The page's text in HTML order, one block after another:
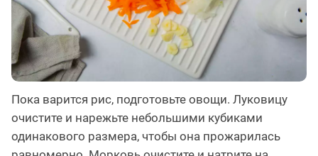
Пока варится рис, подготовьте овощи. Луковицу
очистите и нарежьте небольшими кубиками
одинакового размера, чтобы она прожарилась